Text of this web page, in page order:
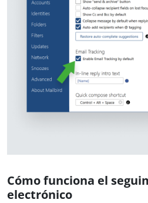
Cómo funciona el
electrónico